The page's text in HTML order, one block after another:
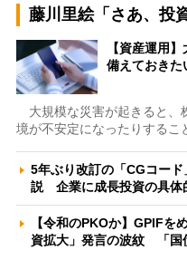
藤川里絵「さあ、投
【資産運用
備えておき
大規模な災害が起きると、
境が不安定になったりするこ
5年ぶり改訂の「CGコー
説 企業に成長投資の具
【令和のPKOか】GPIFを
資拡大」発言の波紋 「国